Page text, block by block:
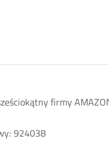
firmy
924038